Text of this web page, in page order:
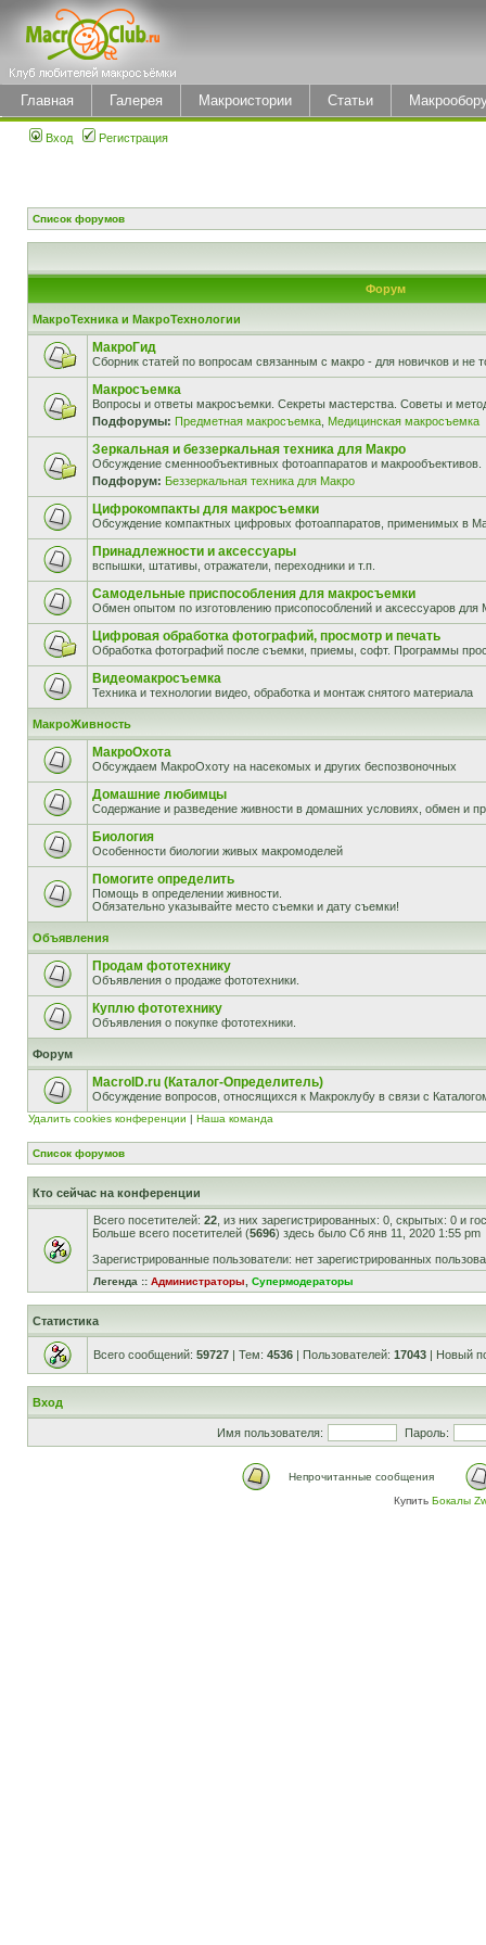
Главная Галерея Макроистории Статьи
Вход Регистрация
Список форумов
Форум
МакроТехника и МакроТехнологии
МакроГид
Сборник статей по вопросам связанным с макро - для новичков и не
Макросъемка
Вопросы и ответы макросъемки. Секреты мастерства. Советы и
Подфорумы: Предметная макросъемка Медицинская макросъемка
Зеркальная и беззеркальная техника для Макро
Обсуждение сменнообъективных фотоаппаратов и макрообъективов.
Подфорум: Беззеркальная техника для Макро
Цифрокомпакты для макросъемки
Обсуждение компактных цифровых фотоаппаратов, применимых в
Принадлежности и аксессуары
вспышки, штативы, отражатели, переходники и т.п.
Самодельные приспособления для макросъемки
Обмен опытом по изготовлению присопособлений и аксессуаров для
Цифровая обработка фотографий, просмотр и печать
Обработка фотографий после съемки, приемы, софт. Программы
Видеомакросъемка
Техника и технологии видео, обработка и монтаж снятого материала
МакроЖивность
МакроОхота
Обсуждаем МакроОхоту на насекомых и других беспозвоночных
Домашние любимцы
Содержание и разведение живности в домашних условиях, обмен и
Биология
Особенности биологии живых макромоделей
Помогите определить
Помощь в определении живности.
Обязательно указывайте место съемки и дату съемки!
Объявления
Продам фототехнику
Объявления о продаже фототехники.
Куплю фототехнику
Объявления о покупке фототехники.
Форум
MacroID.ru (Каталог-Определитель)
Обсуждение вопросов, относящихся к Макроклубу в связи с
Удалить cookies конференции | Наша команда
Список форумов
Кто сейчас на конференции
Всего посетителей: 22 , из них зарегистрированных: 0, скрытых: 0 и
Больше всего посетителей (5696) здесь было Сб янв 11, 2020 1:55 pm
Зарегистрированные пользователи: нет зарегистрированных
Легенда :: Администраторы Супермодераторы
Статистика
Всего сообщений: 59727 | Тем: 4536 | Пользователей: 17043 | Новый
Вход
Имя пользователя: Пароль:
Непрочитанные сообщения
Купить Бокалы